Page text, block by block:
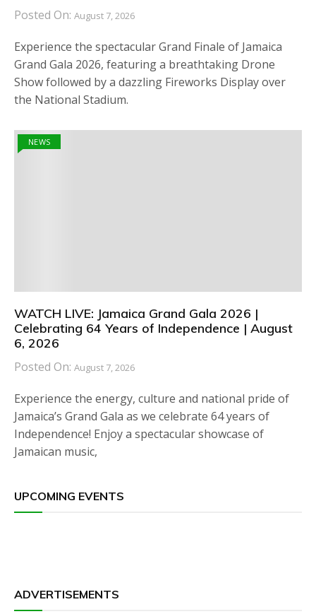
Posted On: August 7, 2026
Experience the spectacular Grand Finale of Jamaica
Grand Gala 2026, featuring a breathtaking Drone
Show followed by a dazzling Fireworks Display over
the National Stadium.
NEWS
WATCH LIVE: Jamaica Grand Gala 2026 |
Celebrating 64 Years of Independence | August
6, 2026
Posted On: August 7, 2026
Experience the energy, culture and national pride of
Jamaica’s Grand Gala as we celebrate 64 years of
Independence! Enjoy a spectacular showcase of
Jamaican music,
UPCOMING EVENTS
ADVERTISEMENTS